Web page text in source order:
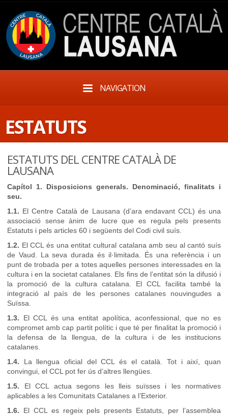
NAVIGATION
ESTATUTS
ESTATUTS DEL CENTRE CATALÀ DE
LAUSANA
Capítol 1. Disposicions generals. Denominació, finalitats i
seu.
1.1. El Centre Català de Lausana (d’ara endavant CCL) és una
associació sense ànim de lucre que es regula pels presents
Estatuts i pels articles 60 i següents del Codi civil suís.
1.2. El CCL és una entitat cultural catalana amb seu al cantó suís
de Vaud. La seva durada és il·limitada. És una referència i un
punt de trobada per a totes aquelles persones interessades en la
cultura i en la societat catalanes. Els fins de l’entitat són la difusió i
la promoció de la cultura catalana. El CCL facilita també la
integració al país de les persones catalanes nouvingudes a
Suïssa.
1.3. El CCL és una entitat apolítica, aconfessional, que no es
compromet amb cap partit polític i que té per finalitat la promoció i
la defensa de la llengua, de la cultura i de les institucions
catalanes.
1.4. La llengua oficial del CCL és el català. Tot i així, quan
convingui, el CCL pot fer ús d’altres llengües.
1.5. El CCL actua segons les lleis suïsses i les normatives
aplicables a les Comunitats Catalanes a l’Exterior.
1.6. El CCL es regeix pels presents Estatuts, per l’assemblea